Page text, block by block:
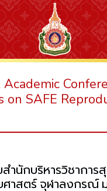
on SAFE
ำนักบริหารวิชาการ
าสตร์ จุฬาลงกรณ์